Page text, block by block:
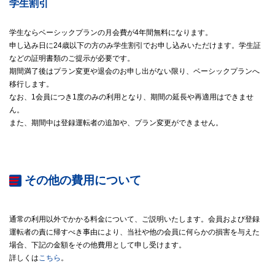
学生割引
学生ならベーシックプランの月会費が4年間無料になります。
申し込み日に24歳以下の方のみ学生割引でお申し込みいただけます。学生証
などの証明書類のご提示が必要です。
期間満了後はプラン変更や退会のお申し出がない限り、ベーシックプランへ
移行します。
なお、1会員につき1度のみの利用となり、期間の延長や再適用はできませ
ん。
また、期間中は登録運転者の追加や、プラン変更ができません。
その他の費用について
通常の利用以外でかかる料金について、ご説明いたします。会員および登録
運転者の責に帰すべき事由により、当社や他の会員に何らかの損害を与えた
場合、下記の金額をその他費用として申し受けます。
詳しくはこちら 。